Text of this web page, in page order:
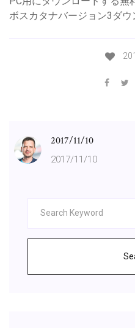
ボスカタナバージョン3ダウ
2017/11/10
2017/11/10